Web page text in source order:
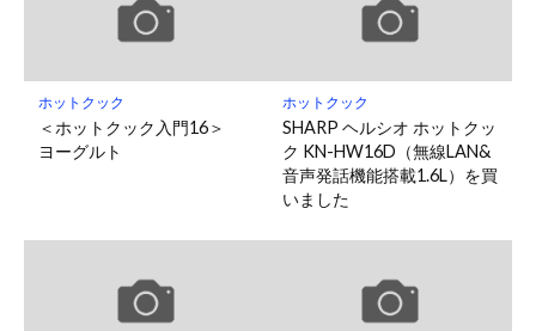
ホットクック
＜ホットクック入門16＞
ヨーグルト
ホットクック
SHARP ヘルシオ ホットクッ
ク KN-HW16D（無線LAN&
音声発話機能搭載1.6L）を買
いました